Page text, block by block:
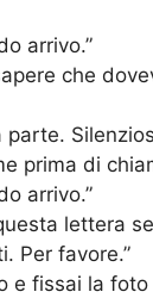
arrivo.”
che
parte.
prima di
arrivo.”
lettera
Per favore.”
e fissai la foto